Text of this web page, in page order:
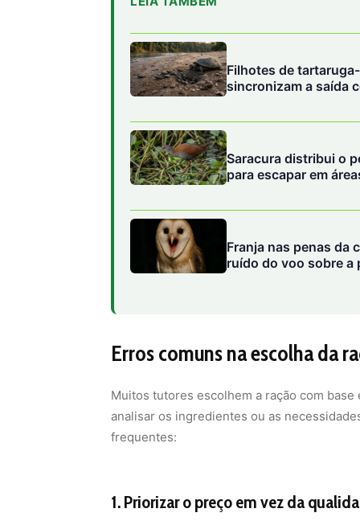
Filhotes de
sincronizam a saída
Saracura distribui o
para escapar em
Franja nas penas da
ruído do voo sobre a
Erros comuns na escolha da
Muitos tutores escolhem a ração com
analisar os ingredientes ou as
frequentes:
1. Priorizar o preço em vez da